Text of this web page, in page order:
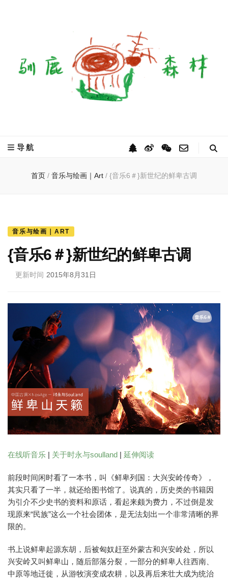
导航
首页 / 音乐与绘画｜Art / {音乐6＃}新世纪的鲜卑古调
音乐与绘画｜ART
{音乐6＃}新世纪的鲜卑古调
更新时间 2015年8月31日
在线听音乐 | 关于时永与soulland | 延伸阅读
前段时间闲时看了一本书，叫《鲜卑列国：大兴安岭传奇》，
其实只看了一半，就还给图书馆了。说真的，历史类的书籍因
为引介不少史书的资料和原话，看起来颇为费力，不过倒是发
现原来“民族”这么一个社会团体，是无法划出一个非常清晰的界
限的。
书上说鲜卑起源东胡，后被匈奴赶至外蒙古和兴安岭处，所以
兴安岭又叫鲜卑山，随后部落分裂，一部分的鲜卑人往西南、
中原等地迁徙，从游牧演变成农耕，以及再后来壮大成为统治